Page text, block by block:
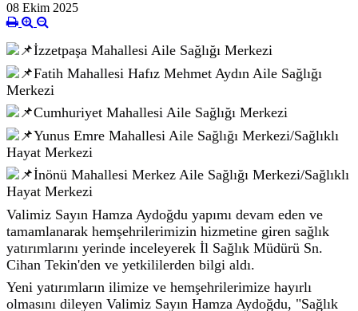
08 Ekim 2025
İzzetpaşa Mahallesi Aile Sağlığı Merkezi
Fatih Mahallesi Hafız Mehmet Aydın Aile Sağlığı
Merkezi
Cumhuriyet Mahallesi Aile Sağlığı Merkezi
Yunus Emre Mahallesi Aile Sağlığı Merkezi/Sağlıklı
Hayat Merkezi
İnönü Mahallesi Merkez Aile Sağlığı Merkezi/Sağlıklı
Hayat Merkezi
Valimiz Sayın Hamza Aydoğdu yapımı devam eden ve
tamamlanarak hemşehrilerimizin hizmetine giren sağlık
yatırımlarını yerinde inceleyerek İl Sağlık Müdürü Sn.
Cihan Tekin'den ve yetkililerden bilgi aldı.
Yeni yatırımların ilimize ve hemşehrilerimize hayırlı
olmasını dileyen Valimiz Sayın Hamza Aydoğdu, "Sağlık